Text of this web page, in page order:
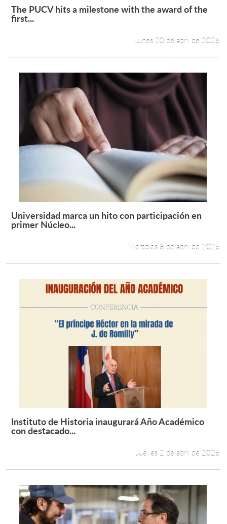
Leer más +
The PUCV hits a milestone with the award of the
first...
Lunes 20 de abril de 2026
Leer más +
Universidad marca un hito con participación en
primer Núcleo...
Miércoles 8 de abril de 2026
Leer más +
Instituto de Historia inaugurará Año Académico
con destacado...
Jueves 2 de abril de 2026